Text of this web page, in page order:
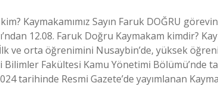
Kaymakamımız Sayın Faruk DOĞRU
12.08. Faruk Doğru Kaymakam kimdir?
ve orta öğrenimini Nusaybin’de, yüksek
Fakültesi Kamu Yönetimi Bölümü’nde
tarihinde Resmi Gazete’de yayımlanan